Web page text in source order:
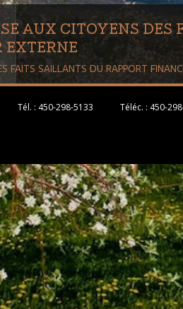
AUX CITOYENS
FAITS SAILLANTS DU RAPPORT
Tél. : 450-298-5133 Téléc. : 450-